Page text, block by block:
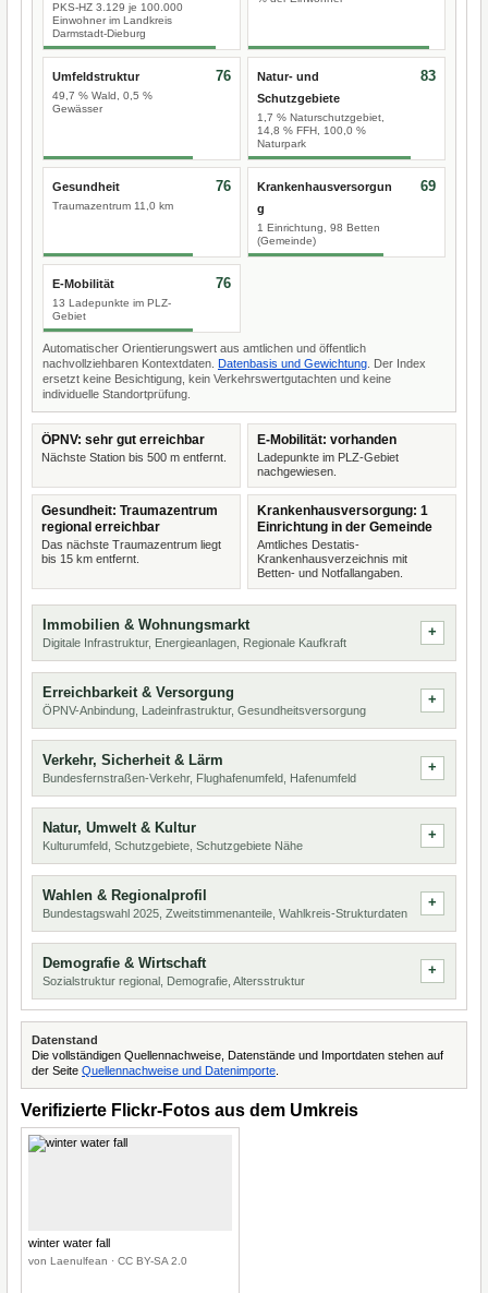
PKS-HZ 3.129 je 100.000
Einwohner im Landkreis
Darmstadt-Dieburg
Umfeldstruktur
49,7 % Wald, 0,5 %
Gewässer
76
Natur- und
Schutzgebiete
1,7 % Naturschutzgebiet,
14,8 % FFH, 100,0 %
Naturpark
83
Gesundheit
Traumazentrum 11,0 km
76
Krankenhausversorgun
g
1 Einrichtung, 98 Betten
(Gemeinde)
69
E-Mobilität
13 Ladepunkte im PLZ-
Gebiet
76
Automatischer Orientierungswert aus amtlichen und öffentlich
nachvollziehbaren Kontextdaten. Datenbasis und Gewichtung . Der Index
ersetzt keine Besichtigung, kein Verkehrswertgutachten und keine
individuelle Standortprüfung.
ÖPNV: sehr gut erreichbar
Nächste Station bis 500 m entfernt.
E-Mobilität: vorhanden
Ladepunkte im PLZ-Gebiet
nachgewiesen.
Gesundheit: Traumazentrum
regional erreichbar
Das nächste Traumazentrum liegt
bis 15 km entfernt.
Krankenhausversorgung: 1
Einrichtung in der Gemeinde
Amtliches Destatis-
Krankenhausverzeichnis mit
Betten- und Notfallangaben.
Immobilien & Wohnungsmarkt
Digitale Infrastruktur, Energieanlagen, Regionale Kaufkraft
Erreichbarkeit & Versorgung
ÖPNV-Anbindung, Ladeinfrastruktur, Gesundheitsversorgung
Verkehr, Sicherheit & Lärm
Bundesfernstraßen-Verkehr, Flughafenumfeld, Hafenumfeld
Natur, Umwelt & Kultur
Kulturumfeld, Schutzgebiete, Schutzgebiete Nähe
Wahlen & Regionalprofil
Bundestagswahl 2025, Zweitstimmenanteile, Wahlkreis-Strukturdaten
Demografie & Wirtschaft
Sozialstruktur regional, Demografie, Altersstruktur
Datenstand
Die vollständigen Quellennachweise, Datenstände und Importdaten stehen auf
der Seite Quellennachweise und Datenimporte
Verifizierte Flickr-Fotos aus dem Umkreis
winter water fall
von Laenulfean · CC BY-SA 2.0